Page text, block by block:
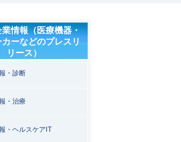
情報（医療機器・
カーなどのプレスリ
リース）
・診断
・治療
・ヘルスケアIT